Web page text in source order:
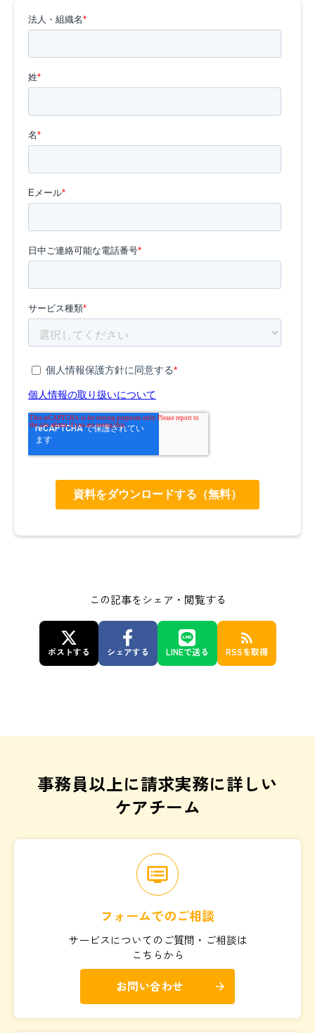
この記事をシェア・閲覧する
ポストする シェアする LINEで送る
rss_feed
RSSを取得
事務員以上に請求実務に詳しい
ケアチーム
dvr
フォームでのご相談
サービスについてのご質問・ご相談は
こちらから
お問い合わせ arrow_forward